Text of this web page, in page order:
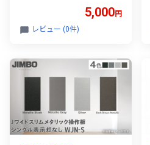
5,000円
レビュー (0件)